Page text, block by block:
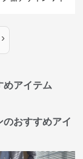
›
めアイテム
おすすめアイ